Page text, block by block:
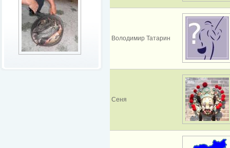
Володимир Татарин
Сеня